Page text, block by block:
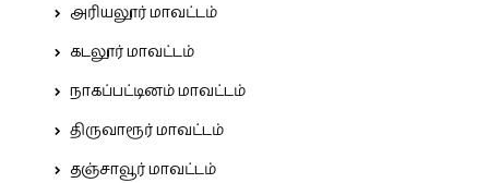
அரியலூர் மாவட்டம்
கடலூர் மாவட்டம்
நாகப்பட்டினம் மாவட்டம்
திருவாரூர் மாவட்டம்
தஞ்சாவூர் மாவட்டம்